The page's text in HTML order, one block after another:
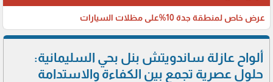
عرض خاص لمنطقة جدة 10%على مظلات السيارات
ألواح عازلة ساندويتش بنل بحي السليمانية:
حلول عصرية تجمع بين الكفاءة والاستدامة